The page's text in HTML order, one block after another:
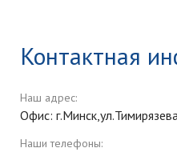
Контактная
Наш адрес:
Офис:
Наши телефоны: